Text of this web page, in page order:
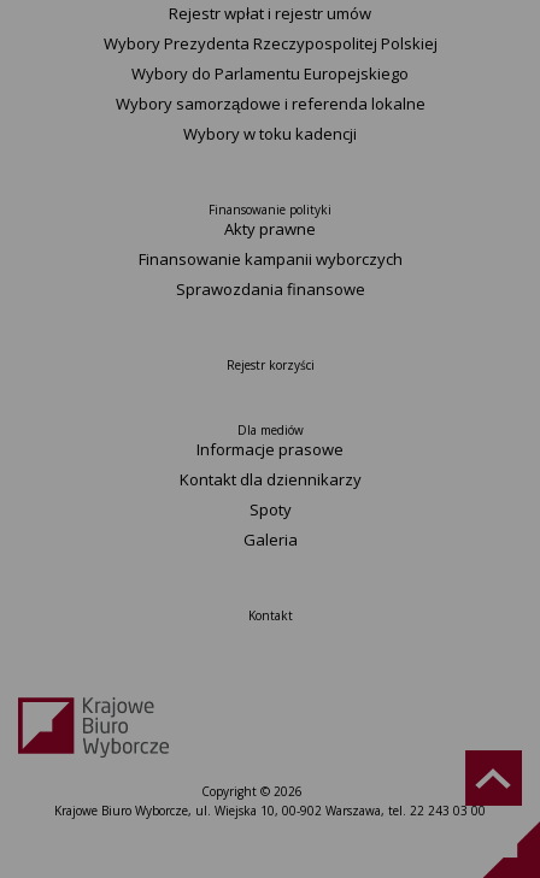
Rejestr wpłat i rejestr umów
Wybory Prezydenta Rzeczypospolitej Polskiej
Wybory do Parlamentu Europejskiego
Wybory samorządowe i referenda lokalne
Wybory w toku kadencji
Finansowanie polityki
Akty prawne
Finansowanie kampanii wyborczych
Sprawozdania finansowe
Rejestr korzyści
Dla mediów
Informacje prasowe
Kontakt dla dziennikarzy
Spoty
Galeria
Kontakt
Copyright © 2026
Krajowe Biuro Wyborcze, ul. Wiejska 10, 00-902 Warszawa, tel. 22 243 03 00